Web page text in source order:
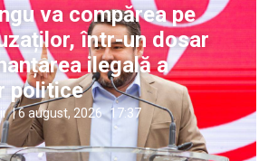
va compărea pe
într-un dosar
ilegală a
politice
|6 august, 2026 17:37